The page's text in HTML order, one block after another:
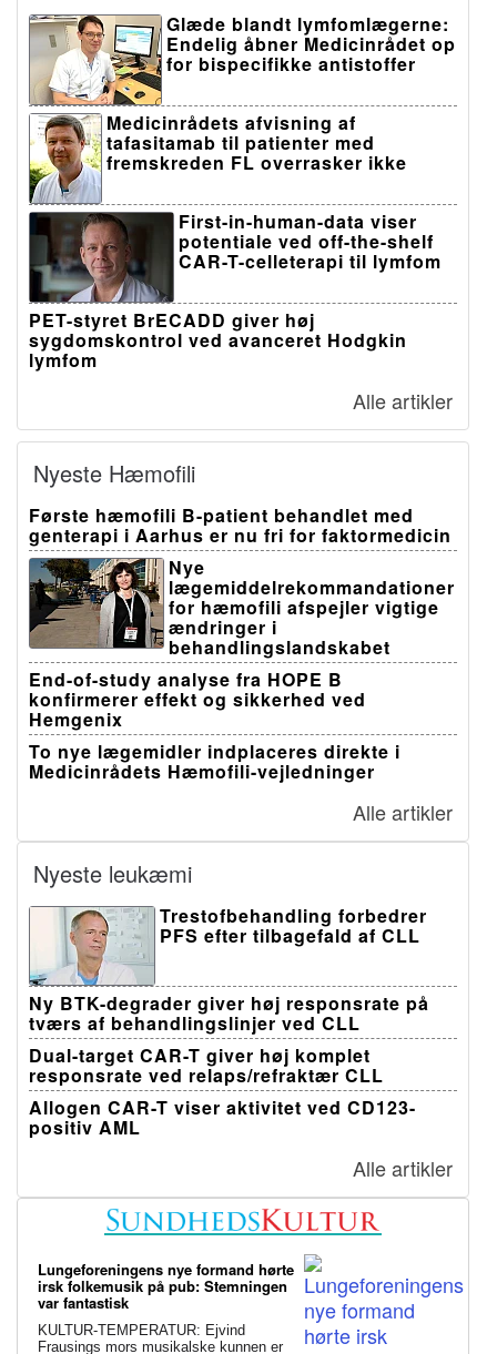
Glæde blandt lymfomlægerne:
Endelig åbner Medicinrådet op
for bispecifikke antistoffer
Medicinrådets afvisning af
tafasitamab til patienter med
fremskreden FL overrasker ikke
First-in-human-data viser
potentiale ved off-the-shelf
CAR-T-celleterapi til lymfom
PET-styret BrECADD giver høj
sygdomskontrol ved avanceret Hodgkin
lymfom
Alle artikler
Nyeste Hæmofili
Første hæmofili B-patient behandlet med
genterapi i Aarhus er nu fri for faktormedicin
Nye
lægemiddelrekommandationer
for hæmofili afspejler vigtige
ændringer i
behandlingslandskabet
End-of-study analyse fra HOPE B
konfirmerer effekt og sikkerhed ved
Hemgenix
To nye lægemidler indplaceres direkte i
Medicinrådets Hæmofili-vejledninger
Alle artikler
Nyeste leukæmi
Trestofbehandling forbedrer
PFS efter tilbagefald af CLL
Ny BTK-degrader giver høj responsrate på
tværs af behandlingslinjer ved CLL
Dual-target CAR-T giver høj komplet
responsrate ved relaps/refraktær CLL
Allogen CAR-T viser aktivitet ved CD123-
positiv AML
Alle artikler
Lungeforeningens nye formand hørte
irsk folkemusik på pub: Stemningen
var fantastisk
KULTUR-TEMPERATUR: Ejvind
Frausings mors musikalske kunnen er